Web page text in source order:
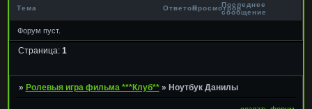
Тема ОтветовПросмотровПоследнее
сообщение
Форум пуст.
Страница: 1
» Ролевыя игра фильма ***Клуб** » Ноутбук Данилы